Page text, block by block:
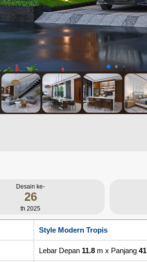
Desain ke-
26
th 2025
Style Modern Tropis
Lebar Depan 11.8 m x Panjang41